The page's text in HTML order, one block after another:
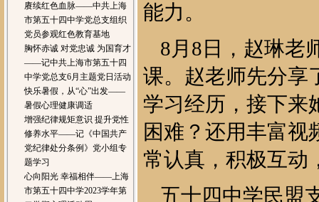
赓续红色血脉——中共上海
市第五十四中学党总支组织
党员参观红色教育基地
胸怀赤诚 对党忠诚 为国育才
——记中共上海市第五十四
中学党总支6月主题党日活动
快乐暑假，从“心”出发——
暑假心理健康调适
增强纪律规矩意识 提升党性
修养水平——记《中国共产
党纪律处分条例》党小组专
题学习
心向阳光 幸福相伴——上海
市第五十四中学2023学年第
能力。
8月8日，赵琳老
课。赵老师先分享
学习经历，接下来
困难？还用丰富
常认真，积极互动
五十四中学民盟